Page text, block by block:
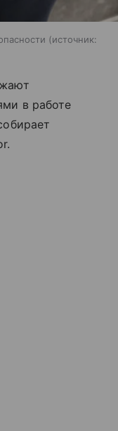
источник:
в работе